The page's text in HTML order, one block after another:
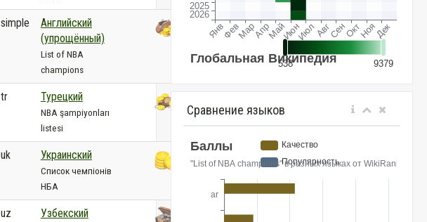
simple
Английский
(упрощённый)
List of NBA
champions
tr Турецкий
NBA şampiyonları
listesi
uk Украинский
Список чемпіонів
НБА
uz Узбекский
Сравнение языков